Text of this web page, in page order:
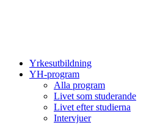
Yrkesutbildning
YH-program
Alla program
Livet som studerande
Livet efter studierna
Intervjuer